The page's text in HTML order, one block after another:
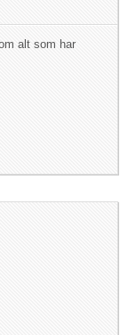
alt som har